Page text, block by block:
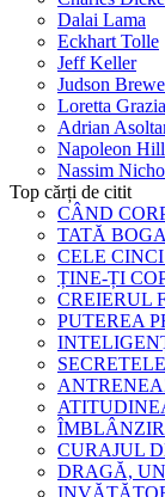
Dalai Lama
Eckhart Tolle
Jeff Keller
Judson
Loretta
Adrian
Napoleon Hill
Nassim
Top cărți de citit
CÂND
TATĂ
CELE
ȚINE-ȚI
CREIERUL
PUTEREA
CURAJUL
DRAGĂ,